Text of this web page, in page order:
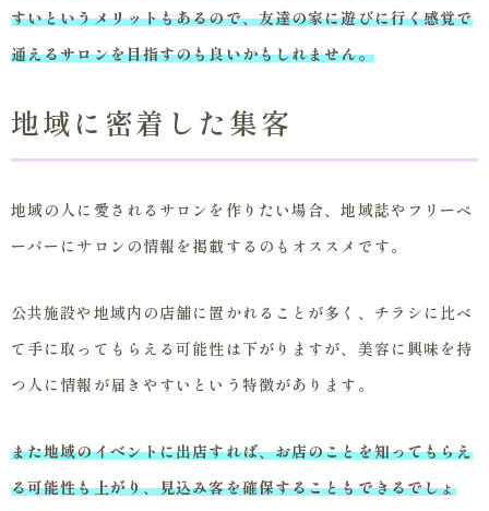
すいというメリットもあるので、友達の家に遊びに行く感覚で
通えるサロンを目指すのも良いかもしれません。
地域に密着した集客
地域の人に愛されるサロンを作りたい場合、地域誌やフリーペ
ーパーにサロンの情報を掲載するのもオススメです。
公共施設や地域内の店舗に置かれることが多く、チラシに比べ
て手に取ってもらえる可能性は下がりますが、美容に興味を持
つ人に情報が届きやすいという特徴があります。
また地域のイベントに出店すれば、お店のことを知ってもらえ
る可能性も上がり、見込み客を確保することもできるでしょ